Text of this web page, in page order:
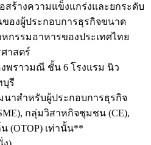
สร้างความแข็งแกร่งและยกระดับ
องผู้ประกอบการธุรกิจขนาด
กรรมอาหารของประเทศไทย
าสตร์
พราวมณี ชั้น 6 โรงแรม นิว
บุรี
าสำหรับผู้ประกอบการธุรกิจ
กลุ่มวิสาหกิจชุมชน (CE),
(OTOP) เท่านั้น**